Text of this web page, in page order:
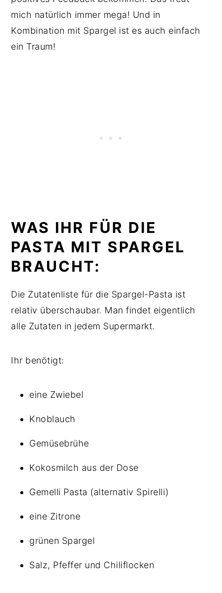
mich natürlich immer mega! Und in
Kombination mit Spargel ist es auch einfach
ein Traum!
WAS IHR FÜR DIE
PASTA MIT SPARGEL
BRAUCHT:
Die Zutatenliste für die Spargel-Pasta ist
relativ überschaubar. Man findet eigentlich
alle Zutaten in jedem Supermarkt.
Ihr benötigt:
eine Zwiebel
Knoblauch
Gemüsebrühe
Kokosmilch aus der Dose
Gemelli Pasta (alternativ Spirelli)
eine Zitrone
grünen Spargel
Salz, Pfeffer und Chiliflocken